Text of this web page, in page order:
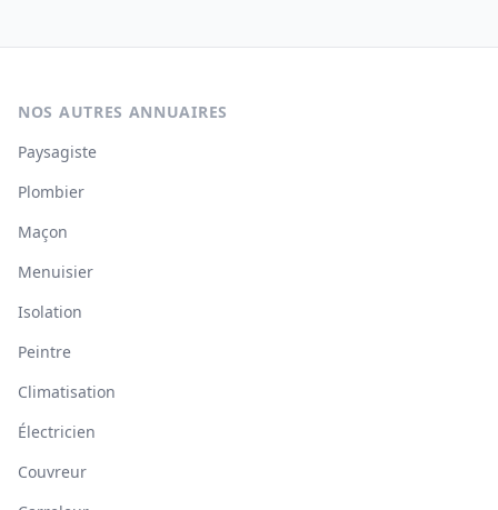
NOS AUTRES ANNUAIRES
Paysagiste
Plombier
Maçon
Menuisier
Isolation
Peintre
Climatisation
Électricien
Couvreur